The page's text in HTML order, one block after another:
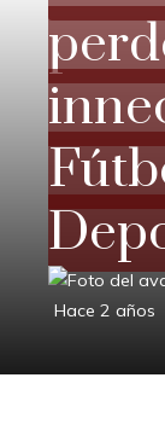
Hace 2 años